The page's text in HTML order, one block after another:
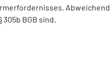
Abweichend
BGB sind.